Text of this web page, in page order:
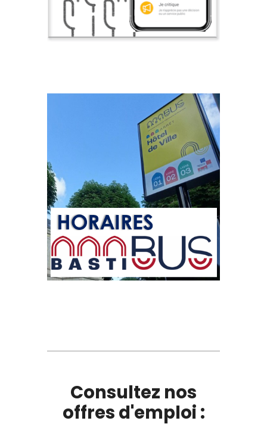
Consultez nos
offres d'emploi :